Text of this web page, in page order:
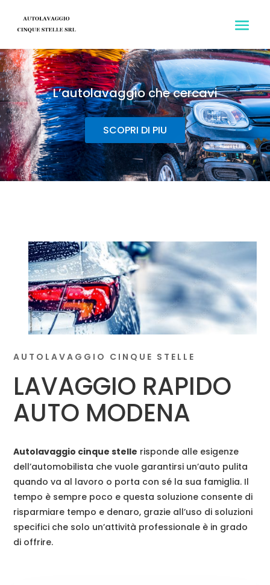
L’autolavaggio che cercavi
SCOPRI DI PIU
AUTOLAVAGGIO CINQUE STELLE
LAVAGGIO RAPIDO
AUTO MODENA
Autolavaggio cinque stelle risponde alle esigenze
dell’automobilista che vuole garantirsi un’auto pulita
quando va al lavoro o porta con sé la sua famiglia. Il
tempo è sempre poco e questa soluzione consente di
risparmiare tempo e denaro, grazie all’uso di soluzioni
specifici che solo un’attività professionale è in grado
di offrire.